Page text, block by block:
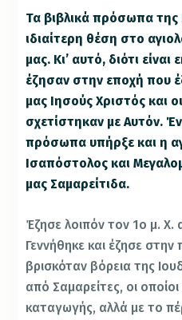
Τα βιβλικά πρόσωπα της
ιδιαίτερη θέση στο
μας. Κι’ αυτό, διότι είναι
έζησαν στην εποχή που
μας Ιησούς Χριστός και
σχετίστηκαν με Αυτόν.
πρόσωπα υπήρξε και η
Ισαπόστολος και
μας Σαμαρείτιδα.
Έζησε λοιπόν τον 1ο μ. Χ.
Γεννήθηκε και έζησε
βρισκόταν βόρεια της
από Σαμαρείτες, οι
καταγωγής, αλλά με το